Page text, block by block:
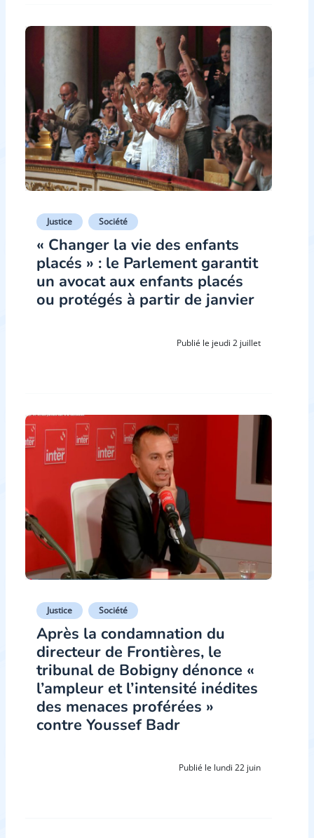
Justice Société
« Changer la vie des enfants
placés » : le Parlement garantit
un avocat aux enfants placés
ou protégés à partir de janvier
Publié le jeudi 2 juillet
Justice Société
Après la condamnation du
directeur de Frontières, le
tribunal de Bobigny dénonce «
l’ampleur et l’intensité inédites
des menaces proférées »
contre Youssef Badr
Publié le lundi 22 juin